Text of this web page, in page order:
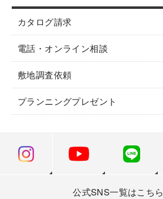
カタログ請求
電話・オンライン相談
敷地調査依頼
プランニングプレゼント
公式SNS一覧はこちら